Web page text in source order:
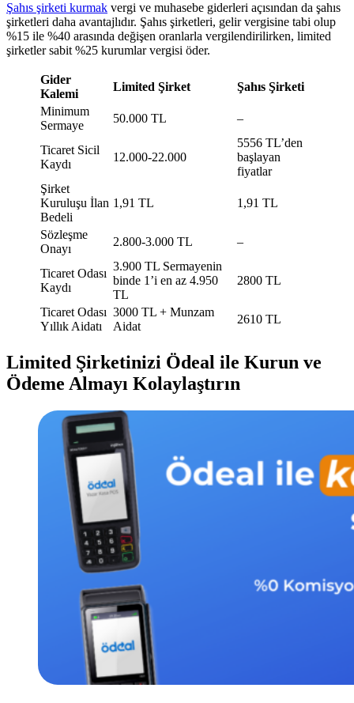
Şahıs şirketi kurmak vergi ve muhasebe giderleri açısından da şahıs
şirketleri daha avantajlıdır. Şahıs şirketleri, gelir vergisine tabi olup
%15 ile %40 arasında değişen oranlarla vergilendirilirken, limited
şirketler sabit %25 kurumlar vergisi öder.
Gider
Kalemi
Limited Şirket
Şahıs Şirketi
Minimum
Sermaye
50.000 TL –
Ticaret Sicil
Kaydı
12.000-22.000
5556 TL’den
başlayan
fiyatlar
Şirket
Kuruluşu İlan
Bedeli
1,91 TL 1,91 TL
Sözleşme
Onayı
2.800-3.000 TL –
Ticaret Odası
Kaydı
3.900 TL Sermayenin
binde 1’i en az 4.950
TL
2800 TL
Ticaret Odası
Yıllık Aidatı
3000 TL + Munzam
Aidat
2610 TL
Limited Şirketinizi Ödeal ile Kurun ve
Ödeme Almayı Kolaylaştırın